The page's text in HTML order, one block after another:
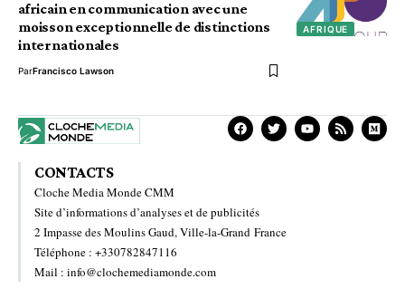
AFRIQUE
africain en communication avec une
moisson exceptionnelle de distinctions
internationales
ParFrancisco Lawson
CONTACTS
Cloche Media Monde CMM
Site d’informations d’analyses et de publicités
2 Impasse des Moulins Gaud, Ville-la-Grand France
Téléphone : +330782847116
Mail : info@clochemediamonde.com